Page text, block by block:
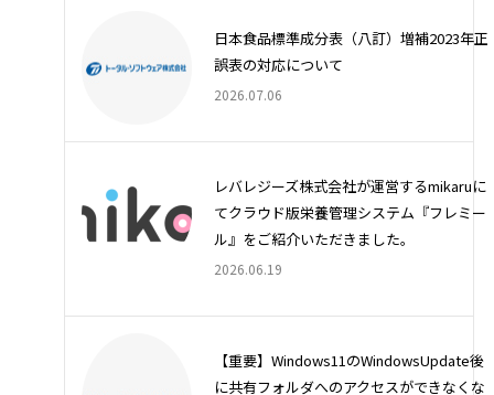
日本食品標準成分表（八訂）増補2023年正
誤表の対応について
2026.07.06
レバレジーズ株式会社が運営するmikaruに
てクラウド版栄養管理システム『フレミー
ル』をご紹介いただきました。
2026.06.19
【重要】Windows11のWindowsUpdate後
に共有フォルダへのアクセスができなくな